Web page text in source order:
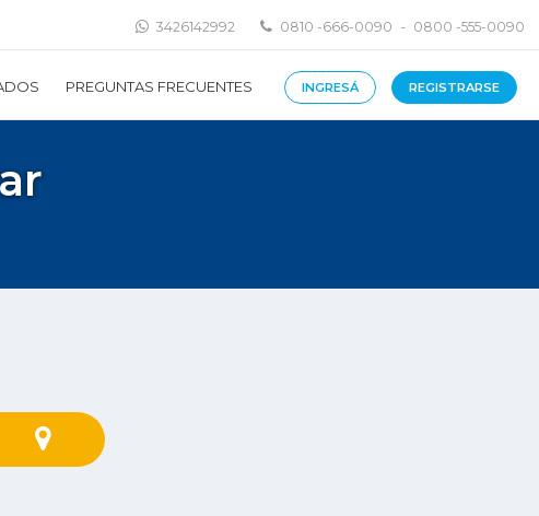
0810 -666-0090 - 0800 -555-0090
3426142992
PREGUNTAS FRECUENTES INGRESÁ REGISTRARSE